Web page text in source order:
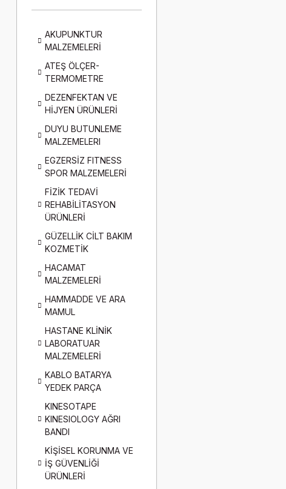
AKUPUNKTUR
MALZEMELERİ
ATEŞ ÖLÇER-
TERMOMETRE
DEZENFEKTAN VE
HİJYEN ÜRÜNLERİ
DUYU BUTUNLEME
MALZEMELERI
EGZERSİZ FITNESS
SPOR MALZEMELERİ
FİZİK TEDAVİ
REHABİLİTASYON
ÜRÜNLERİ
GÜZELLİK CİLT BAKIM
KOZMETİK
HACAMAT
MALZEMELERİ
HAMMADDE VE ARA
MAMUL
HASTANE KLİNİK
LABORATUAR
MALZEMELERİ
KABLO BATARYA
YEDEK PARÇA
KINESOTAPE
KINESIOLOGY AĞRI
BANDI
KİŞİSEL KORUNMA VE
İŞ GÜVENLİĞİ
ÜRÜNLERİ